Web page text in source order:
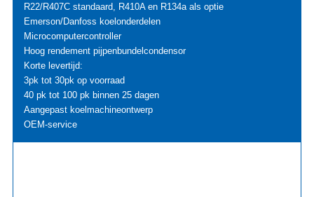
R22/R407C standaard, R410A en R134a als optie
Emerson/Danfoss koelonderdelen
Microcomputercontroller
Hoog rendement pijpenbundelcondensor
Korte levertijd:
3pk tot 30pk op voorraad
40 pk tot 100 pk binnen 25 dagen
Aangepast koelmachineontwerp
OEM-service